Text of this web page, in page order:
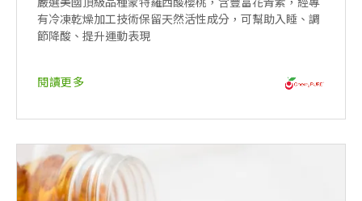
有冷凍乾燥加工技術保留天然活性成分，可幫助入睡、調
節降酸、提升運動表現
閱讀更多